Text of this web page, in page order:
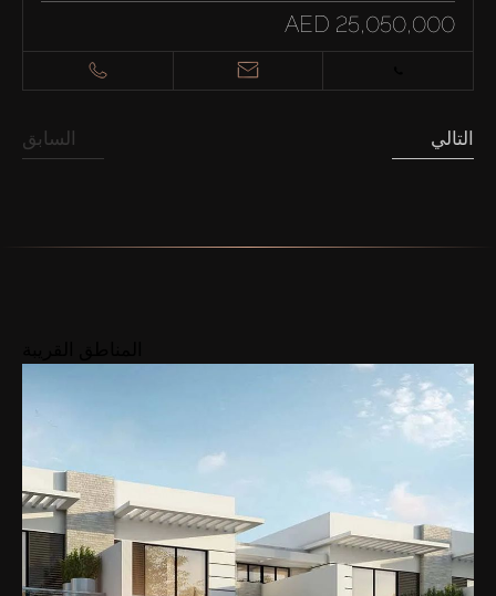
AED 25,050,000
السابق التالي